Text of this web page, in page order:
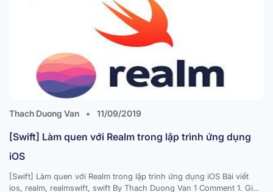
Thach Duong Van • 11/09/2019
[Swift] Làm quen với Realm trong lập trình ứng dụng
iOS
[Swift] Làm quen với Realm trong lập trình ứng dụng iOS Bài viết
ios, realm, realmswift, swift By Thach Duong Van 1 Comment 1. Giới